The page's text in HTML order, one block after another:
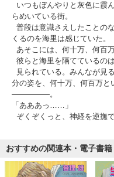
いつもぼんやりと灰色に霞
らめいている街。
普段は意識さえしたことの
くるのを海里は感じていた。
あそこには、何十万、何百
彼らと海里を隔てているの
見られている。みんなが見
分の姿を、何十万、何百万と
―――――。
「あああっ……」
ぞくぞくっと、神経を逆撫
おすすめの関連本・電子書籍